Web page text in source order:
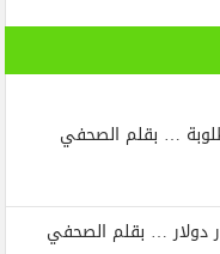
… بقلم الصحفي
سائح و ١٠٠ مليار دولار … بقلم الصحفي